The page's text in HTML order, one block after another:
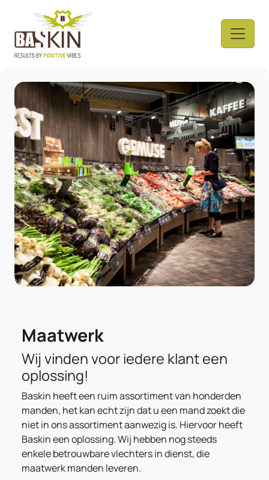
Maatwerk
Wij vinden voor iedere klant een
oplossing!
Baskin heeft een ruim assortiment van honderden
manden, het kan echt zijn dat u een mand zoekt die
niet in ons assortiment aanwezig is. Hiervoor heeft
Baskin een oplossing. Wij hebben nog steeds
enkele betrouwbare vlechters in dienst, die
maatwerk manden leveren.